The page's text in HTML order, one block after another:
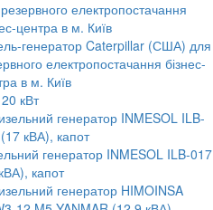
генератор Caterpillar (США) для
електропостачання бізнес-
в м. Київ
кВт
генератор INMESOL ILB-017
капот